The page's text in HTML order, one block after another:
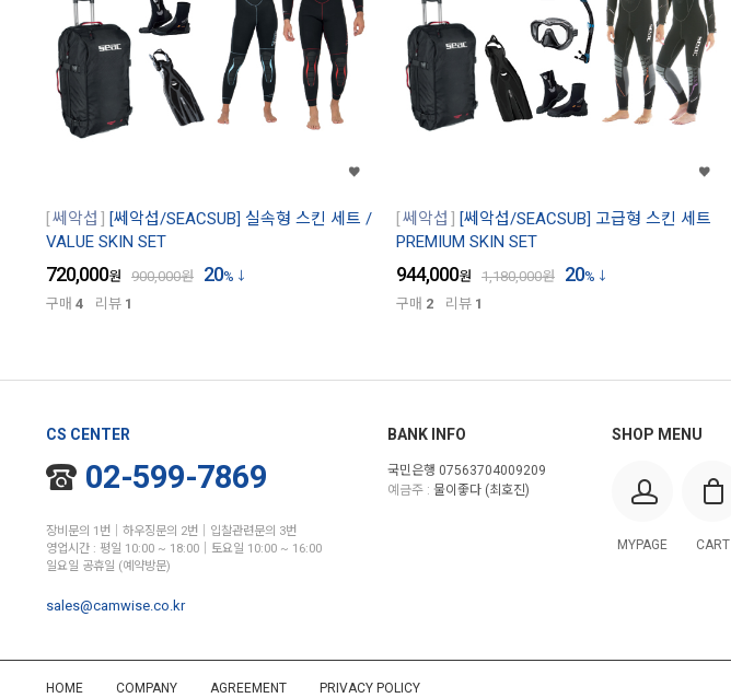
쎄악섭
[쎄악섭/SEACSUB] 실속형 스킨 세트 /
VALUE SKIN SET
720,000원 900,000원 20%
구매 4 리뷰 1
쎄악섭
[쎄악섭/SEACSUB] 고급형 스킨 세트
PREMIUM SKIN SET
944,000원 1,180,000원 20%
구매 2 리뷰 1
CS CENTER
02-599-7869
장비문의 1번│하우징문의 2번│입찰관련문의 3번
영업시간 : 평일 10:00 ~ 18:00│토요일 10:00 ~ 16:00
일요일 공휴일 (예약방문)
sales@camwise.co.kr
BANK INFO
국민은행 07563704009209
예금주 : 물이좋다 (최호진)
SHOP MENU
MYPAGE CART
HOME COMPANY AGREEMENT PRIVACY POLICY